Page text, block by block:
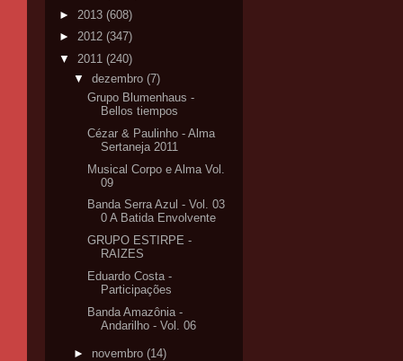
► 2013 (608)
► 2012 (347)
▼ 2011 (240)
▼ dezembro (7)
Grupo Blumenhaus -
Bellos tiempos
Cézar & Paulinho - Alma
Sertaneja 2011
Musical Corpo e Alma Vol.
09
Banda Serra Azul - Vol. 03
0 A Batida Envolvente
GRUPO ESTIRPE -
RAIZES
Eduardo Costa -
Banda Amazônia -
Andarilho - Vol. 06
► novembro (14)